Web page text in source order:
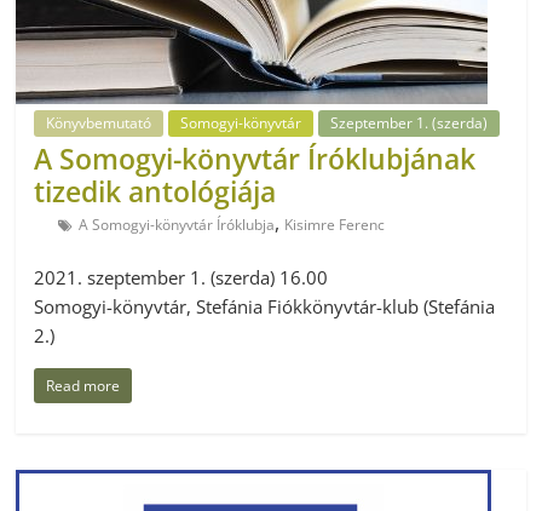
Könyvbemutató Somogyi-könyvtár Szeptember 1. (szerda)
A Somogyi-könyvtár Íróklubjának
tizedik antológiája
A Somogyi-könyvtár Íróklubja, Kisimre Ferenc
2021. szeptember 1. (szerda) 16.00
Somogyi-könyvtár, Stefánia Fiókkönyvtár-klub (Stefánia
2.)
Read more